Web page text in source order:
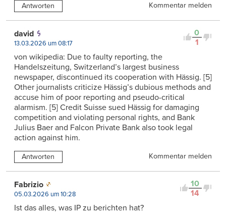
Antworten Kommentar melden
0
1
david
13.03.2026 um 08:17
von wikipedia: Due to faulty reporting, the
Handelszeitung, Switzerland’s largest business
newspaper, discontinued its cooperation with Hässig. [5]
Other journalists criticize Hässig’s dubious methods and
accuse him of poor reporting and pseudo-critical
alarmism. [5] Credit Suisse sued Hässig for damaging
competition and violating personal rights, and Bank
Julius Baer and Falcon Private Bank also took legal
action against him.
Antworten Kommentar melden
10
14
Fabrizio
05.03.2026 um 10:28
Ist das alles, was IP zu berichten hat?